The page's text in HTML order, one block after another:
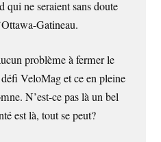
qui ne seraient sans doute
Gatineau.
problème à fermer le
VeloMag et ce en pleine
N’est-ce pas là un bel
est là, tout se peut?